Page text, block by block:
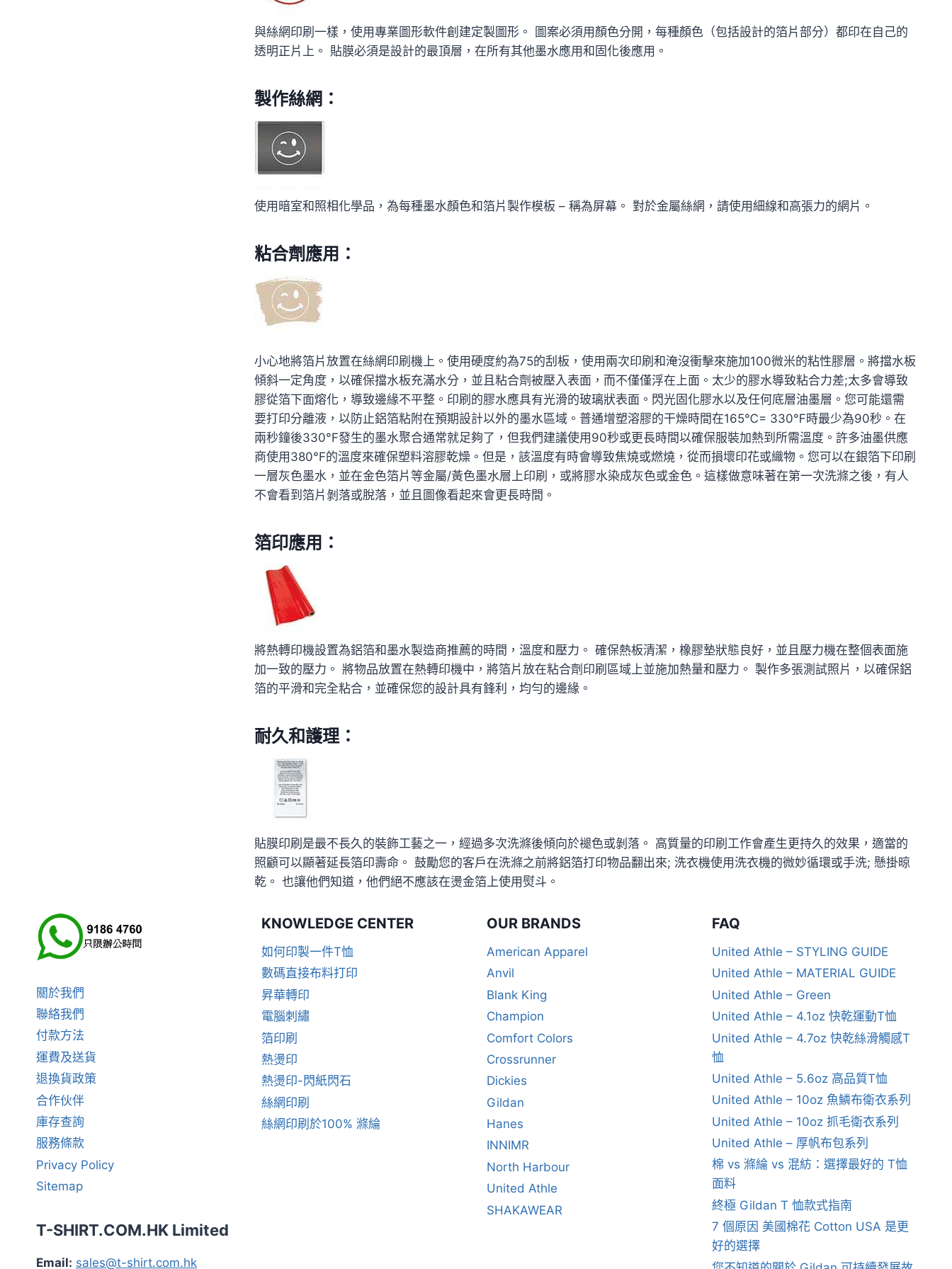
與絲網印刷一樣，使用專業圖形軟件創建定製圖形。 圖案必須用顏色分開，每種顏色（包括設計的箔片部分）都印在自己的
透明正片上。 貼膜必須是設計的最頂層，在所有其他墨水應用和固化後應用。
製作絲網：
使用暗室和照相化學品，為每種墨水顏色和箔片製作模板 – 稱為屏幕。 對於金屬絲網，請使用細線和高張力的網片。
粘合劑應用：
小心地將箔片放置在絲網印刷機上。使用硬度約為75的刮板，使用兩次印刷和淹沒衝擊來施加100微米的粘性膠層。將擋水板
傾斜一定角度，以確保擋水板充滿水分，並且粘合劑被壓入表面，而不僅僅浮在上面。太少的膠水導致粘合力差;太多會導致
膠從箔下面熔化，導致邊緣不平整。印刷的膠水應具有光滑的玻璃狀表面。閃光固化膠水以及任何底層油墨層。您可能還需
要打印分離液，以防止鋁箔粘附在預期設計以外的墨水區域。普通增塑溶膠的干燥時間在165℃= 330℉時最少為90秒。在
兩秒鐘後330°F發生的墨水聚合通常就足夠了，但我們建議使用90秒或更長時間以確保服裝加熱到所需溫度。許多油墨供應
商使用380°F的溫度來確保塑料溶膠乾燥。但是，該溫度有時會導致焦燒或燃燒，從而損壞印花或織物。您可以在銀箔下印刷
一層灰色墨水，並在金色箔片等金屬/黃色墨水層上印刷，或將膠水染成灰色或金色。這樣做意味著在第一次洗滌之後，有人
不會看到箔片剝落或脫落，並且圖像看起來會更長時間。
箔印應用：
將熱轉印機設置為鋁箔和墨水製造商推薦的時間，溫度和壓力。 確保熱板清潔，橡膠墊狀態良好，並且壓力機在整個表面施
加一致的壓力。 將物品放置在熱轉印機中，將箔片放在粘合劑印刷區域上並施加熱量和壓力。 製作多張測試照片，以確保鋁
箔的平滑和完全粘合，並確保您的設計具有鋒利，均勻的邊緣。
耐久和護理：
貼膜印刷是最不長久的裝飾工藝之一，經過多次洗滌後傾向於褪色或剝落。 高質量的印刷工作會產生更持久的效果，適當的
照顧可以顯著延長箔印壽命。 鼓勵您的客戶在洗滌之前將鋁箔打印物品翻出來; 洗衣機使用洗衣機的微妙循環或手洗; 懸掛晾
乾。 也讓他們知道，他們絕不應該在燙金箔上使用熨斗。
關於我們
聯絡我們
付款方法
運費及送貨
退換貨政策
合作伙伴
庫存查詢
服務條款
Privacy Policy
Sitemap
T-SHIRT.COM.HK Limited
Email: sales@t-shirt.com.hk
KNOWLEDGE CENTER
如何印製一件T恤
數碼直接布料打印
昇華轉印
電腦刺繡
箔印刷
熱燙印
熱燙印-閃紙閃石
絲網印刷
絲網印刷於100% 滌綸
OUR BRANDS
American Apparel
Anvil
Blank King
Champion
Comfort Colors
Crossrunner
Dickies
Gildan
Hanes
INNIMR
North Harbour
United Athle
SHAKAWEAR
FAQ
United Athle – STYLING GUIDE
United Athle – MATERIAL GUIDE
United Athle – Green
United Athle – 4.1oz 快乾運動T恤
United Athle – 4.7oz 快乾絲滑觸感T
恤
United Athle – 5.6oz 高品質T恤
United Athle – 10oz 魚鱗布衛衣系列
United Athle – 10oz 抓毛衛衣系列
United Athle – 厚帆布包系列
棉 vs 滌綸 vs 混紡：選擇最好的 T恤
面料
終極 Gildan T 恤款式指南
7 個原因 美國棉花 Cotton USA 是更
好的選擇